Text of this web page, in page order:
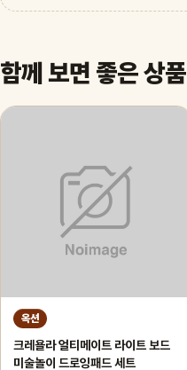
함께 보면 좋은 상품
옥션
크레욜라 얼티메이트 라이트 보드
미술놀이 드로잉패드 세트